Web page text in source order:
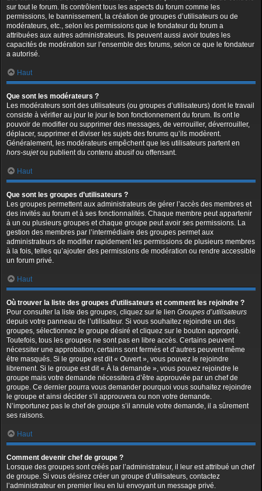
sur tout le forum. Ils contrôlent tous les aspects du forum comme les
permissions, le bannissement, la création de groupes d’utilisateurs ou de
modérateurs, etc., selon les permissions que le fondateur du forum a
attribuées aux autres administrateurs. Ils peuvent aussi avoir toutes les
capacités de modération sur l’ensemble des forums, selon ce que le fondateur
a autorisé.
Haut
Que sont les modérateurs ?
Les modérateurs sont des utilisateurs (ou groupes d’utilisateurs) dont le travail
consiste à vérifier au jour le jour le bon fonctionnement du forum. Ils ont le
pouvoir de modifier ou supprimer des messages, de verrouiller, déverrouiller,
déplacer, supprimer et diviser les sujets des forums qu’ils modèrent.
Généralement, les modérateurs empêchent que les utilisateurs partent en
hors-sujetou publient du contenu abusif ou offensant.
Haut
Que sont les groupes d’utilisateurs ?
Les groupes permettent aux administrateurs de gérer l’accès des membres et
des invités au forum et à ses fonctionnalités. Chaque membre peut appartenir
à un ou plusieurs groupes et chaque groupe peut avoir ses permissions. La
gestion des membres par l’intermédiaire des groupes permet aux
administrateurs de modifier rapidement les permissions de plusieurs membres
à la fois, telles qu’ajouter des permissions de modération ou rendre accessible
un forum privé.
Haut
Où trouver la liste des groupes d’utilisateurs et comment les rejoindre ?
Pour consulter la liste des groupes, cliquez sur le lien Groupes d’utilisateurs
depuis votre panneau de l’utilisateur. Si vous souhaitez rejoindre un des
groupes, sélectionnez le groupe désiré et cliquez sur le bouton approprié.
Toutefois, tous les groupes ne sont pas en libre accès. Certains peuvent
nécessiter une approbation, certains sont fermés et d’autres peuvent même
être masqués. Si le groupe est dit « Ouvert », vous pouvez le rejoindre
librement. Si le groupe est dit « À la demande », vous pouvez rejoindre le
groupe mais votre demande nécessitera d’être approuvée par un chef de
groupe. Ce dernier pourra vous demander pourquoi vous souhaitez rejoindre
le groupe et ainsi décider s’il approuvera ou non votre demande.
N’importunez pas le chef de groupe s’il annule votre demande, il a sûrement
ses raisons.
Haut
Comment devenir chef de groupe ?
Lorsque des groupes sont créés par l’administrateur, il leur est attribué un chef
de groupe. Si vous désirez créer un groupe d’utilisateurs, contactez
l’administrateur en premier lieu en lui envoyant un message privé.